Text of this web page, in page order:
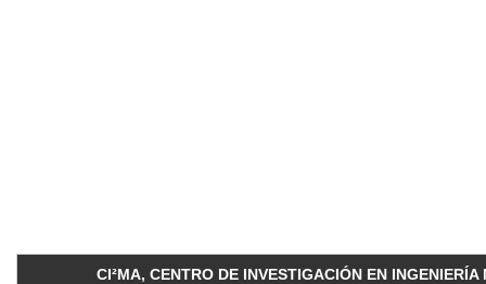
CI²MA, CENTRO DE INVESTIGACIÓN EN